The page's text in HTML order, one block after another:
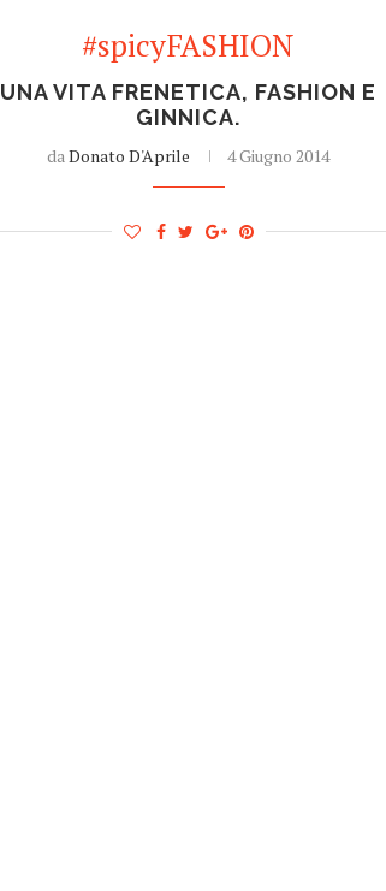
#spicyFASHION
UNA VITA FRENETICA, FASHION E
GINNICA.
daDonato D'Aprile 4 Giugno 2014